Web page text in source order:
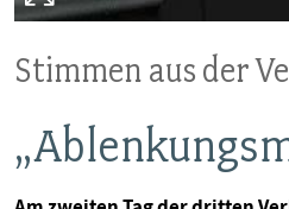
Stimmen aus der